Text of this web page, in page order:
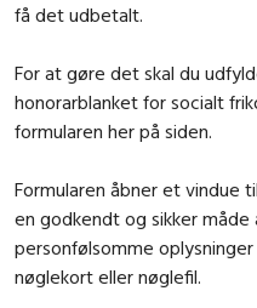
få det udbetalt.
For at gøre det skal du
honorarblanket for socialt
formularen her på siden.
Formularen åbner et vindue
en godkendt og sikker
personfølsomme
nøglekort eller nøglefil.